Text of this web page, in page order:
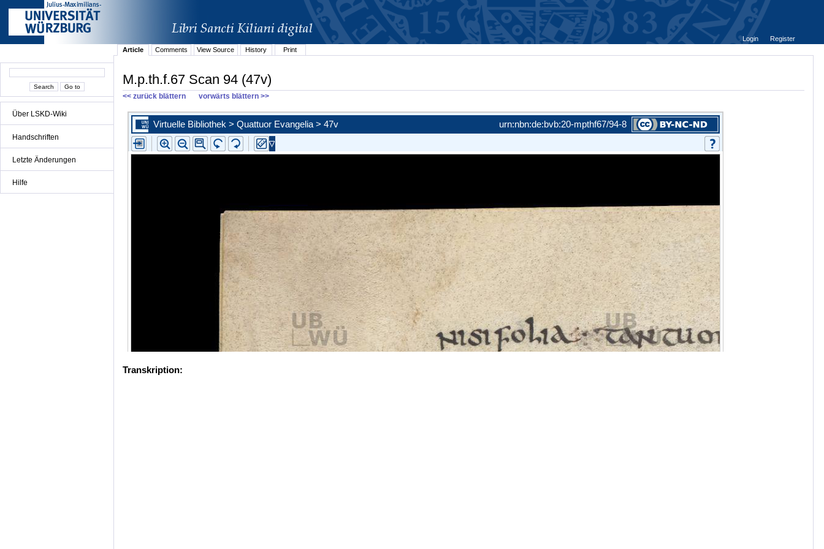
Über LSKD-Wiki
Handschriften
Letzte Änderungen
Hilfe
Login
Register
Article
Comments View Source History Print
M.p.th.f.67 Scan 94 (47v)
<< zurück blättern vorwärts blättern >>
Transkription: